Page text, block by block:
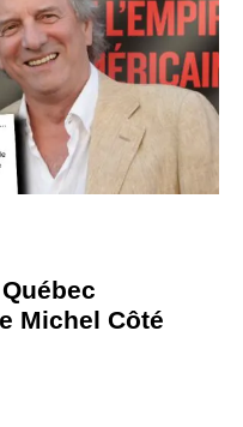
Michel Côté